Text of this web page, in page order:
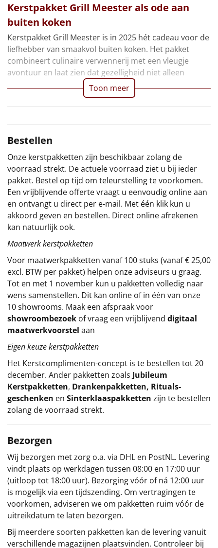
Alle artikelen
Overige
Ideeën
Doe het zelf
Sinterklaaspakketten
Particulier
Kerstgeschenken 2026
Relatiegeschenken
Cadeaubon
Per stuk
Alle overige
Kerstpakket Grill Meester als ode aan
buiten koken
Kerstpakket Grill Meester is in 2025 hét cadeau voor de
liefhebber van smaakvol buiten koken. Het pakket
combineert culinaire verwennerij met een vleugje
avontuur en laat zien dat gezelligheid niet alleen
Toon meer
Bestellen
Onze kerstpakketten zijn beschikbaar zolang de
voorraad strekt. De actuele voorraad ziet u bij ieder
pakket. Bestel op tijd om teleurstelling te voorkomen.
Een vrijblijvende offerte vraagt u eenvoudig online aan
en ontvangt u direct per e-mail. Met één klik kun u
akkoord geven en bestellen. Direct online afrekenen
kan natuurlijk ook.
Maatwerk kerstpakketten
Voor maatwerkpakketten vanaf 100 stuks (vanaf € 25,00
excl. BTW per pakket) helpen onze adviseurs u graag.
Tot en met 1 november kun u pakketten volledig naar
wens samenstellen. Dit kan online of in één van onze
10 showrooms. Maak een afspraak voor
showroombezoek of vraag een vrijblijvend digitaal
maatwerkvoorstel aan
Eigen keuze kerstpakketten
Het Kerstcomplimenten-concept is te bestellen tot 20
december. Ander pakketten zoals Jubileum
Kerstpakketten, Drankenpakketten, Rituals-
geschenken en Sinterklaaspakketten zijn te bestellen
zolang de voorraad strekt.
Bezorgen
Wij bezorgen met zorg o.a. via DHL en PostNL. Levering
vindt plaats op werkdagen tussen 08:00 en 17:00 uur
(uitloop tot 18:00 uur). Bezorging vóór of ná 12:00 uur
is mogelijk via een tijdszending. Om vertragingen te
voorkomen, adviseren we om pakketten ruim vóór de
uitreikdatum te laten bezorgen.
Bij meerdere soorten pakketten kan de levering vanuit
verschillende magazijnen plaatsvinden. Controleer bij